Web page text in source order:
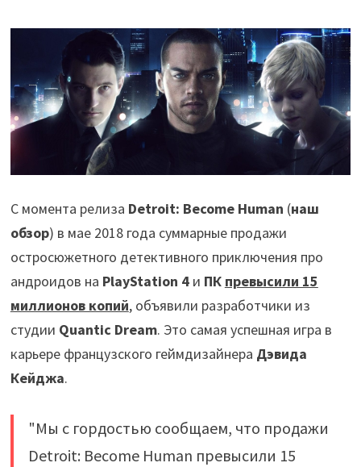
С момента релиза Detroit: Become Human (наш
обзор) в мае 2018 года суммарные продажи
остросюжетного детективного приключения про
андроидов на PlayStation 4и ПК превысили 15
миллионов копий, объявили разработчики из
студии Quantic Dream. Это самая успешная игра в
карьере французского геймдизайнера Дэвида
Кейджа.
"Мы с гордостью сообщаем, что продажи
Detroit: Become Human превысили 15